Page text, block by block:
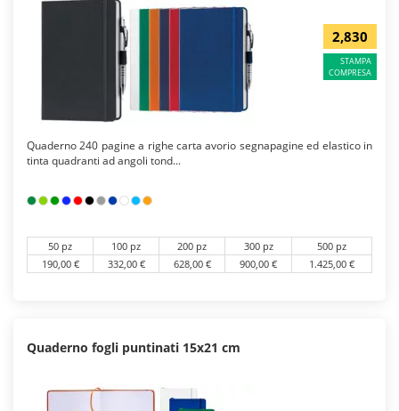
2,830
STAMPA
COMPRESA
Quaderno 240 pagine a righe carta avorio segnapagine ed elastico in
tinta quadranti ad angoli tond...
50 pz 100 pz 200 pz 300 pz
500 pz
190,00 €
332,00 € 628,00 € 900,00 € 1.425,00 €
Quaderno fogli puntinati 15x21 cm